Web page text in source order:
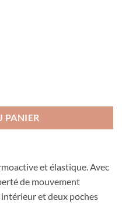
PANIER
et élastique. Avec
de mouvement
et deux poches